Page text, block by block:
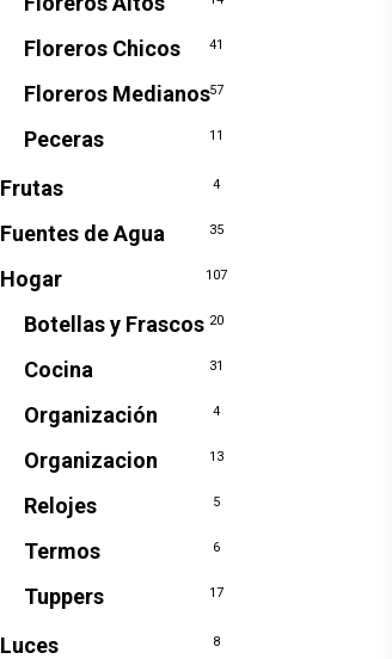
Floreros Chicos 41
Floreros Medianos57
Peceras 11
Frutas 4
Fuentes de Agua 35
Hogar 107
Botellas y Frascos 20
Cocina 31
Organización 4
Organizacion 13
Relojes 5
Termos 6
Tuppers 17
Luces 8